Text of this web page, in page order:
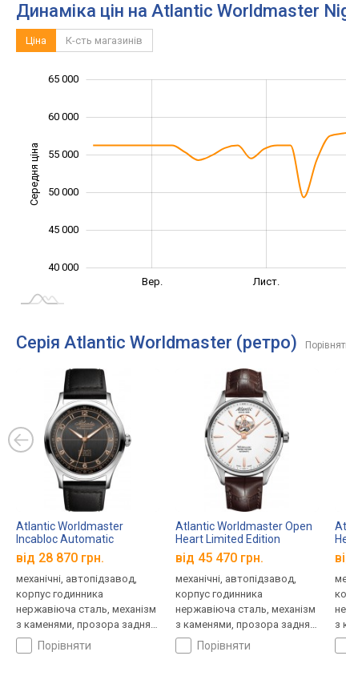
Динаміка цін на Atlantic Worldmaster
Ціна К-сть магазинів
Середня ціна
40 000
45 000
50 000
55 000
60 000
65 000
Вер. Лист.
Серія Atlantic Worldmaster (ретро)
Atlantic Worldmaster
Incabloc Automatic
53780.41.43R
від 28 870 грн.
механічні, автопідзавод,
корпус годинника
нержавіюча сталь, механізм
з каменями, прозора задня
кришка, ремінець: ремінець
шкіряний, WR 50, Швейцарія
порівняти
Atlantic Worldmaster Open
Heart Limited Edition
52780.41.21R
від 45 470 грн.
механічні, автопідзавод,
корпус годинника
нержавіюча сталь, механізм
з каменями, прозора задня
кришка, ремінець: ремінець
шкіряний, WR 50, Швейцарія
порівняти
з